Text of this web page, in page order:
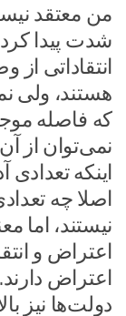
من معتقد
شدت پیدا
انتقاداتی
هستند، ولی
که فاصله
نمی‌توان از
اینکه تعدادی
اصلا چه
نیستند، اما
اعتراض و
اعتراض
دولت‌ها نیز